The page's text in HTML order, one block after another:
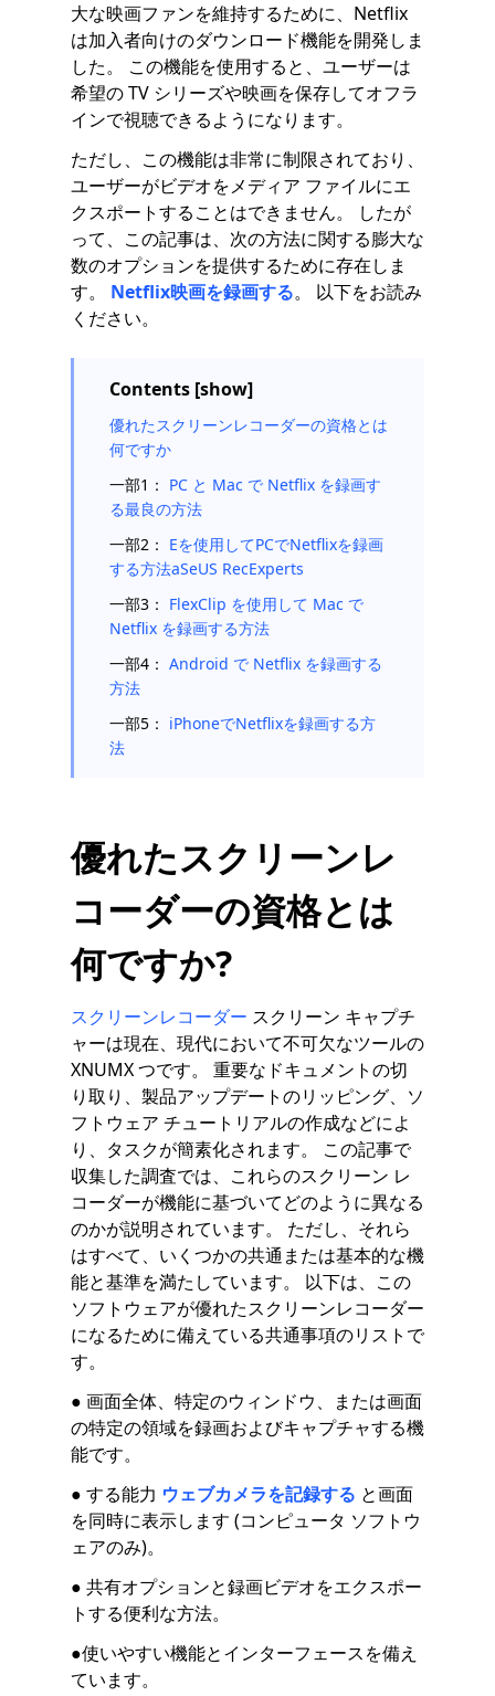
大な映画ファンを維持するために、Netflix
は加入者向けのダウンロード機能を開発しま
した。 この機能を使用すると、ユーザーは
希望の TV シリーズや映画を保存してオフラ
インで視聴できるようになります。
ただし、この機能は非常に制限されており、
ユーザーがビデオをメディア ファイルにエ
クスポートすることはできません。 したが
って、この記事は、次の方法に関する膨大な
数のオプションを提供するために存在しま
す。
Netflix映画を録画する。 以下をお読み
ください。
Contents [show]
優れたスクリーンレコーダーの資格とは
何ですか
一部1： PC と Mac で Netflix を録画す
る最良の方法
一部2： Eを使用してPCでNetflixを録画
する方法aSeUS RecExperts
一部3： FlexClip を使用して Mac で
Netflix を録画する方法
一部4： Android で Netflix を録画する
方法
一部5： iPhoneでNetflixを録画する方
法
優れたスクリーンレ
コーダーの資格とは
何ですか?
スクリーンレコーダー スクリーン キャプチ
ャーは現在、現代において不可欠なツールの
XNUMX つです。 重要なドキュメントの切
り取り、製品アップデートのリッピング、ソ
フトウェア チュートリアルの作成などによ
り、タスクが簡素化されます。 この記事で
収集した調査では、これらのスクリーン レ
コーダーが機能に基づいてどのように異なる
のかが説明されています。 ただし、それら
はすべて、いくつかの共通または基本的な機
能と基準を満たしています。 以下は、この
ソフトウェアが優れたスクリーンレコーダー
になるために備えている共通事項のリストで
す。
● 画面全体、特定のウィンドウ、または画面
の特定の領域を録画およびキャプチャする機
能です。
● する能力 ウェブカメラを記録する と画面
を同時に表示します (コンピュータ ソフトウ
ェアのみ)。
● 共有オプションと録画ビデオをエクスポー
トする便利な方法。
●使いやすい機能とインターフェースを備え
ています。